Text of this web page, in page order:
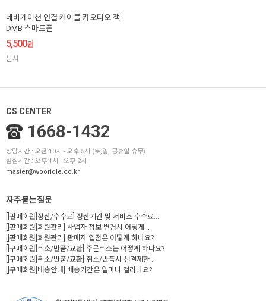
네비게이션 연결 케이블 카오디오 잭
DMB 스마트폰
5,500원
본사
CS CENTER
1668-1432
상담시간 : 오전 10시 - 오후 5시 (토,일, 공휴일 휴무)
점심시간 : 오후 1시 - 오후 2시
master@wooridle.co.kr
자주묻는질문
[[판매회원]정산/수수료] 정산기간 및 서비스 수수료...
[[판매회원]회원관리] 사업자 정보 변경시 어떻게...
[[판매회원]회원관리] 판매자 입점은 어떻게 하나요?
[[구매회원]취소/반품/교환] 주문취소는 어떻게 하나요?
[[구매회원]취소/반품/교환] 취소/반품시 선결제한 ...
[[구매회원]배송안내] 배송기간은 얼마나 걸리나요?